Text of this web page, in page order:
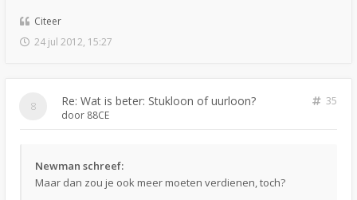
Citeer
24 jul 2012, 15:27
Re: Wat is beter: Stukloon of uurloon?
35
door 88CE
Newman schreef:
Maar dan zou je ook meer moeten verdienen, toch?